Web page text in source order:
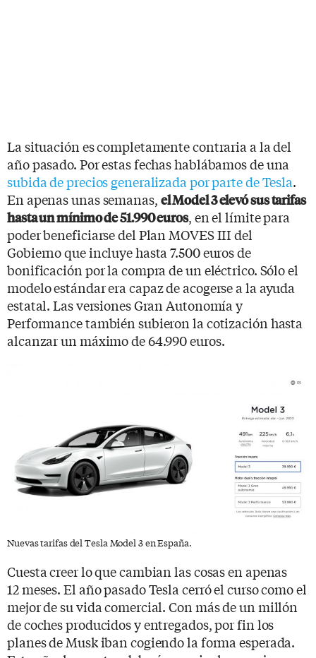
La situación es completamente contraria a la del
año pasado. Por estas fechas hablábamos de una
subida de precios generalizada por parte de Tesla.
En apenas unas semanas, el Model 3 elevó sus tarifas
hasta un mínimo de 51.990 euros, en el límite para
poder beneficiarse del Plan MOVES III del
Gobierno que incluye hasta 7.500 euros de
bonificación por la compra de un eléctrico. Sólo el
modelo estándar era capaz de acogerse a la ayuda
estatal. Las versiones Gran Autonomía y
Performance también subieron la cotización hasta
alcanzar un máximo de 64.990 euros.
Nuevas tarifas del Tesla Model 3 en España.
Cuesta creer lo que cambian las cosas en apenas
12 meses. El año pasado Tesla cerró el curso como el
mejor de su vida comercial. Con más de un millón
de coches producidos y entregados, por fin los
planes de Musk iban cogiendo la forma esperada.